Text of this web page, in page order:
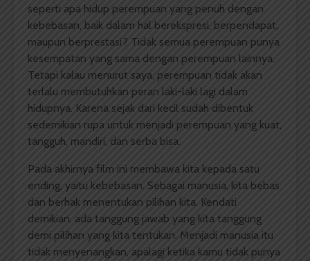
seperti apa hidup perempuan yang penuh dengan
kebebasan, baik dalam hal berekspresi, berpendapat,
maupun berprestasi? Tidak semua perempuan punya
kesempatan yang sama dengan perempuan lainnya.
Tetapi kalau menurut saya, perempuan tidak akan
terlalu membutuhkan peran laki-laki lagi dalam
hidupnya. Karena sejak dari kecil sudah dibentuk
sedemikian rupa untuk menjadi perempuan yang kuat,
tangguh, mandiri, dan serba bisa.
Pada akhirnya film ini membawa kita kepada satu
ending, yaitu kebebasan. Sebagai manusia, kita bebas
dan berhak menentukan pilihan kita. Kendati
demikian, ada tanggung jawab yang kita tanggung
demi pilihan yang kita tentukan. Menjadi manusia itu
tidak menyenangkan, apalagi ketika kamu tidak punya